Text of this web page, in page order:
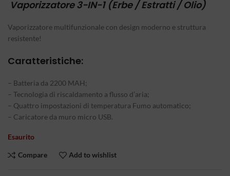
Vaporizzatore 3-IN-1 (Erbe / Estratti / Olio)
Vaporizzatore multifunzionale con design moderno e struttura
resistente!
Caratteristiche:
– Batteria da 2200 MAH;
– Tecnologia di riscaldamento a flusso d’aria;
– Quattro impostazioni di temperatura Fumo automatico;
– Caricatore da muro micro USB.
Esaurito
Compare Add to wishlist